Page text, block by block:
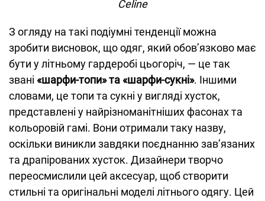
Celine
З огляду на такі подіумні тенденції можна
зробити висновок, що одяг, який обов’язково має
бути у літньому гардеробі цьогоріч, — це так
звані «шарфи-топи» та «шарфи-сукні». Іншими
словами, це топи та сукні у вигляді хусток,
представлені у найрізноманітніших фасонах та
кольоровій гамі. Вони отримали таку назву,
оскільки виникли завдяки поєднанню зав’язаних
та драпірованих хусток. Дизайнери творчо
переосмислили цей аксесуар, щоб створити
стильні та оригінальні моделі літнього одягу. Цей